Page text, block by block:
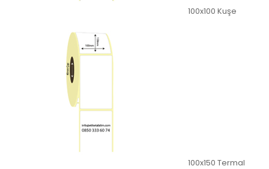
100x100 Kuşe
100x150 Termal